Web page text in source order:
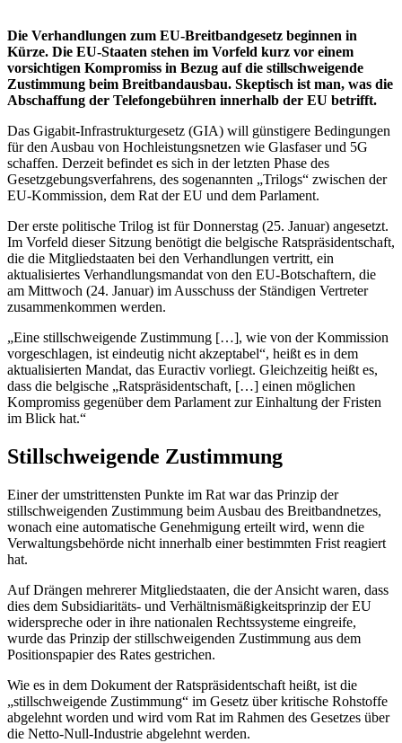
Die Verhandlungen zum EU-Breitbandgesetz beginnen in
Kürze. Die EU-Staaten stehen im Vorfeld kurz vor einem
vorsichtigen Kompromiss in Bezug auf die stillschweigende
Zustimmung beim Breitbandausbau. Skeptisch ist man, was die
Abschaffung der Telefongebühren innerhalb der EU betrifft.
Das Gigabit-Infrastrukturgesetz (GIA) will günstigere Bedingungen
für den Ausbau von Hochleistungsnetzen wie Glasfaser und 5G
schaffen. Derzeit befindet es sich in der letzten Phase des
Gesetzgebungsverfahrens, des sogenannten „Trilogs“ zwischen der
EU-Kommission, dem Rat der EU und dem Parlament.
Der erste politische Trilog ist für Donnerstag (25. Januar) angesetzt.
Im Vorfeld dieser Sitzung benötigt die belgische Ratspräsidentschaft,
die die Mitgliedstaaten bei den Verhandlungen vertritt, ein
aktualisiertes Verhandlungsmandat von den EU-Botschaftern, die
am Mittwoch (24. Januar) im Ausschuss der Ständigen Vertreter
zusammenkommen werden.
„Eine stillschweigende Zustimmung […], wie von der Kommission
vorgeschlagen, ist eindeutig nicht akzeptabel“, heißt es in dem
aktualisierten Mandat, das Euractiv vorliegt. Gleichzeitig heißt es,
dass die belgische „Ratspräsidentschaft, […] einen möglichen
Kompromiss gegenüber dem Parlament zur Einhaltung der Fristen
im Blick hat.“
Stillschweigende Zustimmung
Einer der umstrittensten Punkte im Rat war das Prinzip der
stillschweigenden Zustimmung beim Ausbau des Breitbandnetzes,
wonach eine automatische Genehmigung erteilt wird, wenn die
Verwaltungsbehörde nicht innerhalb einer bestimmten Frist reagiert
hat.
Auf Drängen mehrerer Mitgliedstaaten, die der Ansicht waren, dass
dies dem Subsidiaritäts- und Verhältnismäßigkeitsprinzip der EU
widerspreche oder in ihre nationalen Rechtssysteme eingreife,
wurde das Prinzip der stillschweigenden Zustimmung aus dem
Positionspapier des Rates gestrichen.
Wie es in dem Dokument der Ratspräsidentschaft heißt, ist die
„stillschweigende Zustimmung“ im Gesetz über kritische Rohstoffe
abgelehnt worden und wird vom Rat im Rahmen des Gesetzes über
die Netto-Null-Industrie abgelehnt werden.